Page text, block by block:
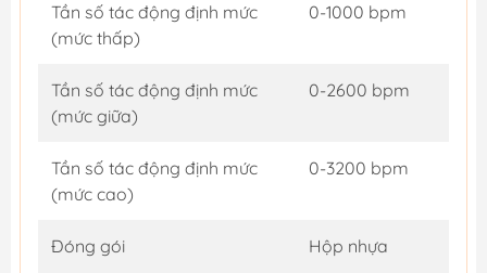
Tần số tác động định mức
(mức thấp)
0-1000 bpm
Tần số tác động định mức
(mức giữa)
0-2600 bpm
Tần số tác động định mức
(mức cao)
0-3200 bpm
Đóng gói Hộp nhựa